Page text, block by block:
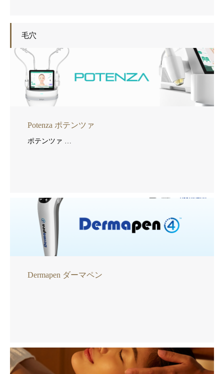
毛穴
Potenza ポテンツァ
ポテンツァ …
Dermapen ダーマペン